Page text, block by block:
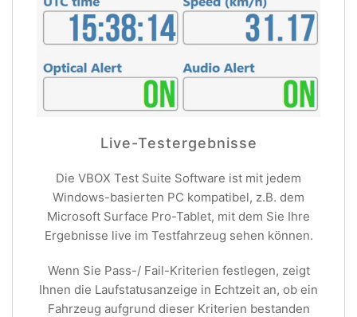
Live-Testergebnisse
Die VBOX Test Suite Software ist mit jedem
Windows-basierten PC kompatibel, z.B. dem
Microsoft Surface Pro-Tablet, mit dem Sie Ihre
Ergebnisse live im Testfahrzeug sehen können.
Wenn Sie Pass-/ Fail-Kriterien festlegen, zeigt
Ihnen die Laufstatusanzeige in Echtzeit an, ob ein
Fahrzeug aufgrund dieser Kriterien bestanden